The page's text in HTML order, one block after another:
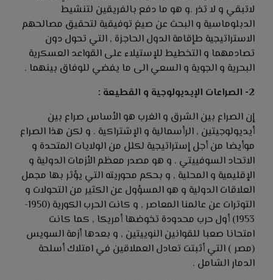
لاتبقي و لا تذر .و هو ما دفع بالفريقين لتنشيط
الدبلوماسية و البحث عن صيغ توفيقية لتحقيق مصالحهم
الاستراتيجية طإقامة الدول الحاجزة , التي تحول دون
تصادمهما و التخطيط للإستيلاء على القواعد العسكرية
البحرية و الجوية و السعي الى ما يفضي للوفاق بينهما .
2- الصراعات الإيديولوجية و القطيعة :
إن الصراع بين الشرق و الغرب هو الأساس صراع بين
أيديولوجيتين , الرأسمالية و الإشتراكية . و لكن هذا الصراع
موأيضا من أجل إستراتيجية لكلل من الولايات المتحدة و
الاتحاد السوفييتي . و هو مصدر معظم الأزمات الدولية و
الإقليمية و المحلية , و بحكم محوريته التي يؤثر بها مجمل
العلاقات الدولية و هو المسؤول عن الكثير من التحولات و
التوترات عن عالمنا المعاصر , و كانت الحرب الكورية (1950-
1953) أول حرب محدودة تخوضها أمريكا , كما كانت
امتحانا صعبا للقوانين النوييتين , و بعدها أزمة السويس
(مصر ) التي أثبتت تعادل العملاقين في امتلاك أسلحة
الدمار الشامل .